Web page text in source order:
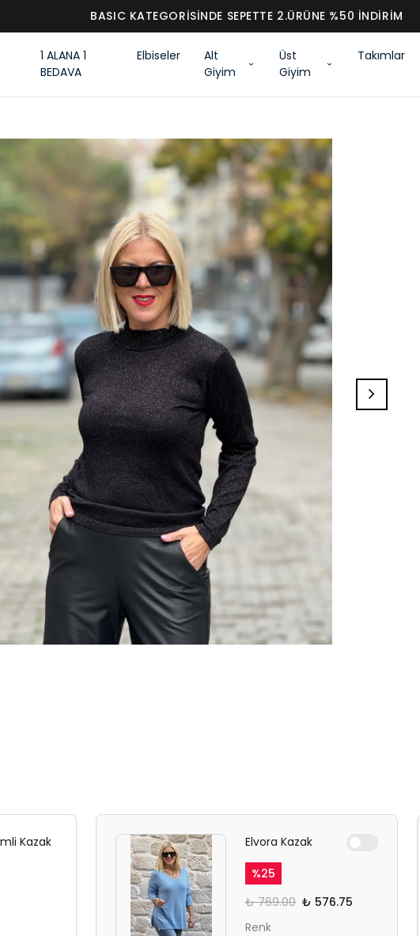
BASIC KATEGORİSİNDE SEPETTE 2.ÜRÜNE %50 İNDİRİM
1 ALANA 1
BEDAVA
Elbiseler
Alt
Giyim
Üst
Giyim
Takımlar
Kazak
Elvora Kazak
%25
₺ 769.00 ₺ 576.75
Renk